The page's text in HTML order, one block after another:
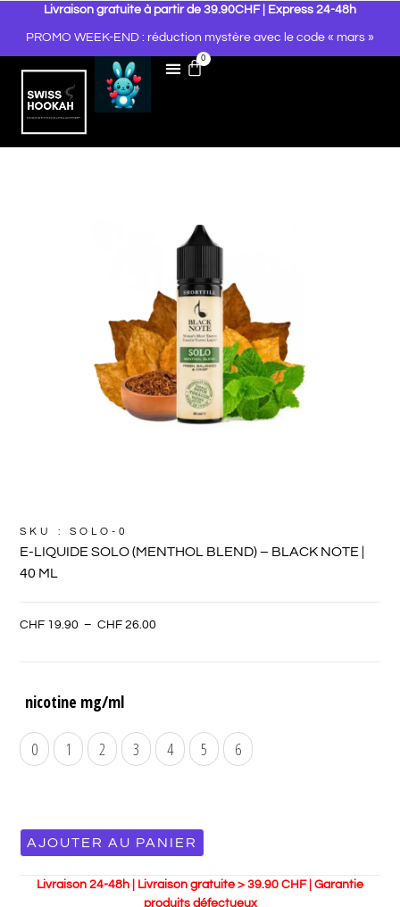
Livraison gratuite à partir de 39.90CHF | Express 24-48h
PROMO WEEK-END : réduction mystère avec le code « mars »
0
SKU : SOLO-0
E-LIQUIDE SOLO (MENTHOL BLEND) – BLACK NOTE |
40 ML
CHF 19.90 – CHF 26.00
nicotine mg/ml
0 1 2 3 4 5 6
AJOUTER AU PANIER
Livraison 24-48h | Livraison gratuite > 39.90 CHF | Garantie
produits défectueux